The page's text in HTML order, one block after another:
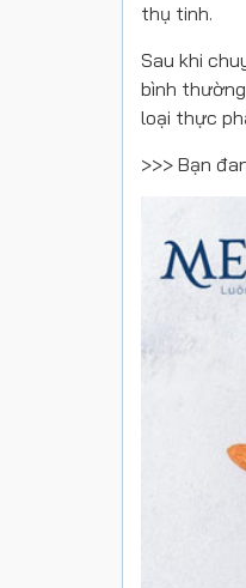
thụ tinh.
Sau khi
bình
loại thực
>>> Bạn